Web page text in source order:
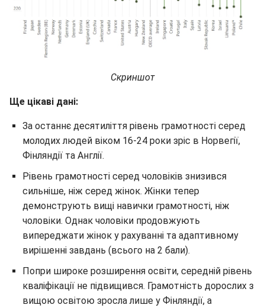
Скриншот
Ще цікаві дані:
За останнє десятиліття рівень грамотності серед
молодих людей віком 16-24 роки зріс в Норвегії,
Фінляндії та Англії.
Рівень грамотності серед чоловіків знизився
сильніше, ніж серед жінок. Жінки тепер
демонструють вищі навички грамотності, ніж
чоловіки. Однак чоловіки продовжують
випереджати жінок у рахуванні та адаптивному
вирішенні завдань (всього на 2 бали).
Попри широке розширення освіти, середній рівень
кваліфікації не підвищився. Грамотність дорослих з
вищою освітою зросла лише у Фінляндії, а